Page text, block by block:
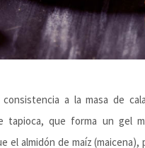
consistencia a la masa de
tapioca, que forma un gel
el almidón de maíz